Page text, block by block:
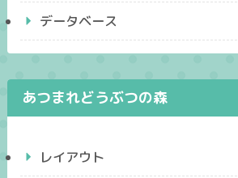
データベース
あつまれどうぶつの森
レイアウト